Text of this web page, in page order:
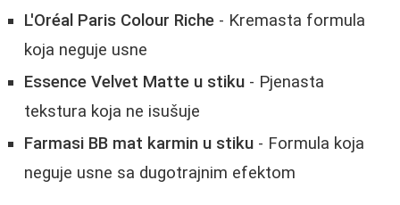
L'Oréal Paris Colour Riche - Kremasta formula
koja neguje usne
Essence Velvet Matte u stiku - Pjenasta
tekstura koja ne isušuje
Farmasi BB mat karmin u stiku - Formula koja
neguje usne sa dugotrajnim efektom